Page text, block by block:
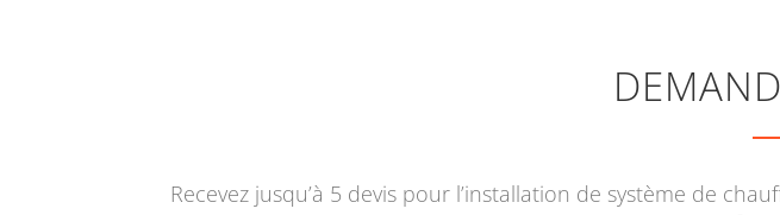
Recevez jusqu’à 5 devis pour l’installation de système de